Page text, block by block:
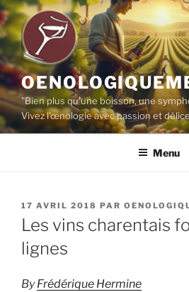
Aller
au
contenu
principal
"Bien plus qu'une boisson, une
Vivez l'œnologie avec passion et
Menu
PUBLIÉ
LE
17 AVRIL 2018 PAR
Les vins charentais
lignes
ByFrédérique Hermine